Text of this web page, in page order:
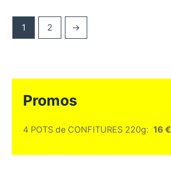
1 2 →
Promos
4 POTS de CONFITURES 220g: 16 €